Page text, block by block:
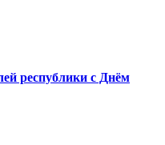
республики с Днём